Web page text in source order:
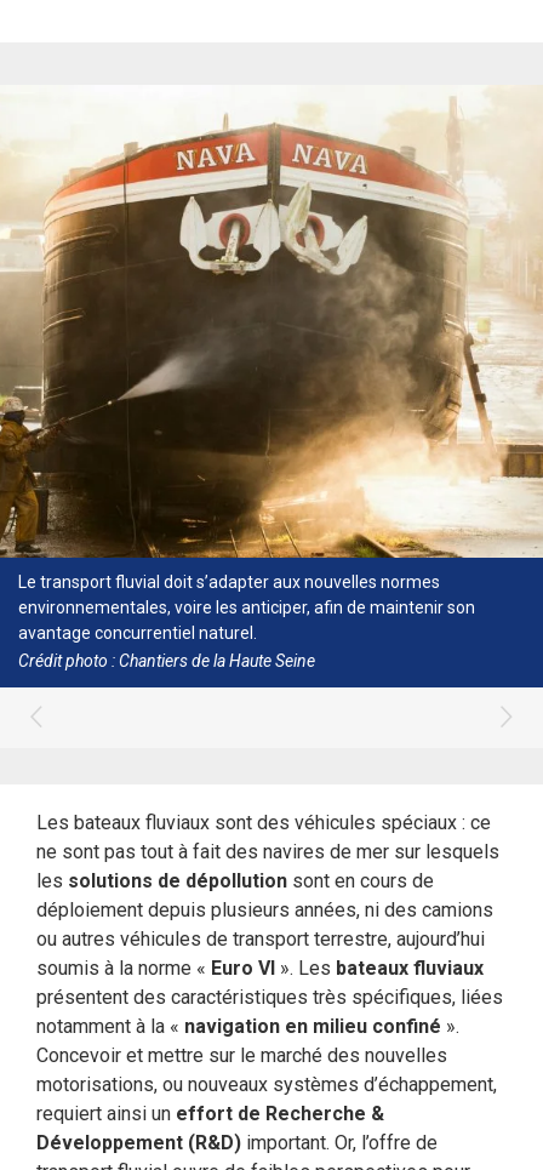
Le transport fluvial doit s’adapter aux nouvelles normes
environnementales, voire les anticiper, afin de maintenir son
avantage concurrentiel naturel.
Crédit photo : Chantiers de la Haute Seine
Les bateaux fluviaux sont des véhicules spéciaux : ce
ne sont pas tout à fait des navires de mer sur lesquels
les solutions de dépollution sont en cours de
déploiement depuis plusieurs années, ni des camions
ou autres véhicules de transport terrestre, aujourd’hui
soumis à la norme « Euro VI ». Les bateaux fluviaux
présentent des caractéristiques très spécifiques, liées
notamment à la « navigation en milieu confiné ».
Concevoir et mettre sur le marché des nouvelles
motorisations, ou nouveaux systèmes d’échappement,
requiert ainsi un effort de Recherche &
Développement (R&D) important. Or, l’offre de